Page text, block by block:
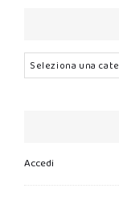
Categorie
Accedi